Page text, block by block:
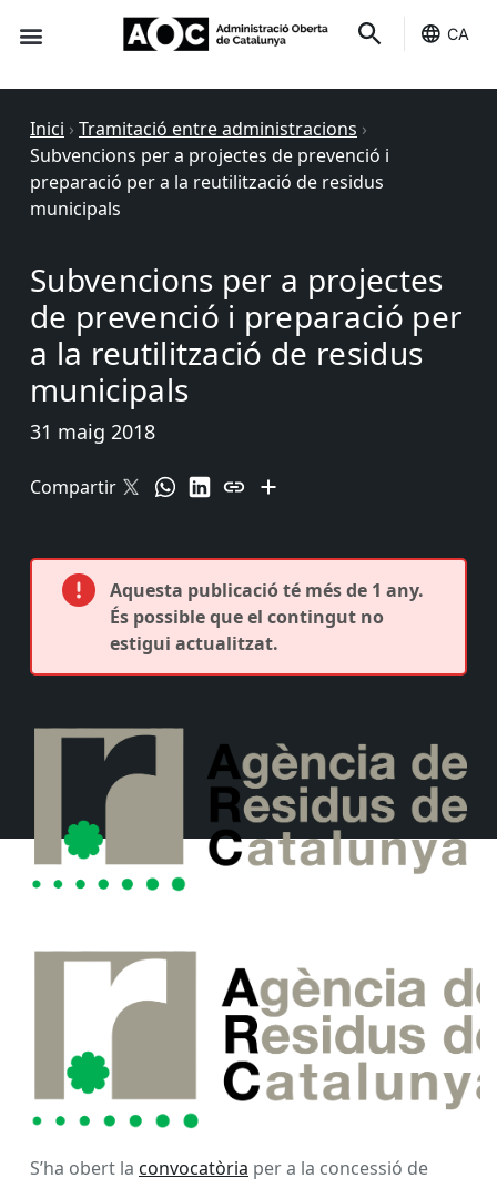
CA
Inici › Tramitació entre administracions ›
Subvencions per a projectes de prevenció i
preparació per a la reutilització de residus
municipals
Subvencions per a projectes
de prevenció i preparació per
a la reutilització de residus
municipals
31 maig 2018
Compartir
Aquesta publicació té més de 1 any.
És possible que el contingut no
estigui actualitzat.
S’ha obert la convocatòria per a la concessió de